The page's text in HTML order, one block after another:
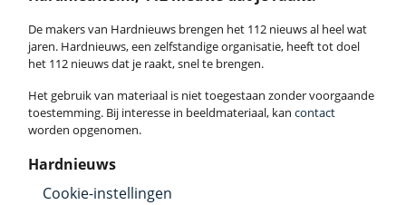
De makers van Hardnieuws brengen het 112 nieuws al heel wat
jaren. Hardnieuws, een zelfstandige organisatie, heeft tot doel
het 112 nieuws dat je raakt, snel te brengen.
Het gebruik van materiaal is niet toegestaan zonder voorgaande
toestemming. Bij interesse in beeldmateriaal, kan contact
worden opgenomen.
Hardnieuws
Cookie-instellingen